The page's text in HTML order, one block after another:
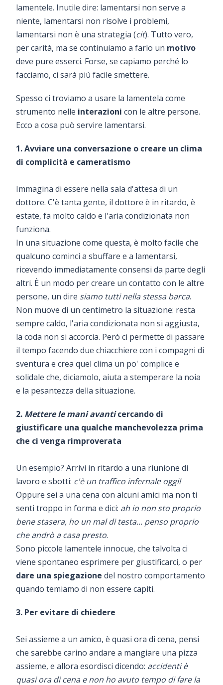
lamentele. Inutile dire: lamentarsi non serve a
niente, lamentarsi non risolve i problemi,
lamentarsi non è una strategia (cit). Tutto vero,
per carità, ma se continuiamo a farlo un motivo
deve pure esserci. Forse, se capiamo perché lo
facciamo, ci sarà più facile smettere.
Spesso ci troviamo a usare la lamentela come
strumento nelle interazioni con le altre persone.
Ecco a cosa può servire lamentarsi.
1. Avviare una conversazione o creare un clima
di complicità e cameratismo
Immagina di essere nella sala d'attesa di un
dottore. C'è tanta gente, il dottore è in ritardo, è
estate, fa molto caldo e l'aria condizionata non
funziona.
In una situazione come questa, è molto facile che
qualcuno cominci a sbuffare e a lamentarsi,
ricevendo immediatamente consensi da parte degli
altri. È un modo per creare un contatto con le altre
persone, un dire siamo tutti nella stessa barca.
Non muove di un centimetro la situazione: resta
sempre caldo, l'aria condizionata non si aggiusta,
la coda non si accorcia. Però ci permette di passare
il tempo facendo due chiacchiere con i compagni di
sventura e crea quel clima un po' complice e
solidale che, diciamolo, aiuta a stemperare la noia
e la pesantezza della situazione.
2. Mettere le mani avanticercando di
giustificare una qualche manchevolezza prima
che ci venga rimproverata
Un esempio? Arrivi in ritardo a una riunione di
lavoro e sbotti: c'è un traffico infernale oggi!
Oppure sei a una cena con alcuni amici ma non ti
senti troppo in forma e dici: ah io non sto proprio
bene stasera, ho un mal di testa... penso proprio
che andrò a casa presto.
Sono piccole lamentele innocue, che talvolta ci
viene spontaneo esprimere per giustificarci, o per
dare una spiegazione del nostro comportamento
quando temiamo di non essere capiti.
3. Per evitare di chiedere
Sei assieme a un amico, è quasi ora di cena, pensi
che sarebbe carino andare a mangiare una pizza
assieme, e allora esordisci dicendo: accidenti è
quasi ora di cena e non ho avuto tempo di fare la